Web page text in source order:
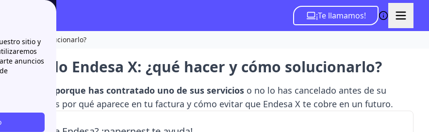
sitio y
anuncios
¡Te llamamos!
y cómo solucionarlo?
cobrado Endesa X: ¿qué hacer y cómo solucionarlo?
ha cobrado porque has contratado uno de sus servicioso no lo has cancelado antes de su
Te explicamos por qué aparece en tu factura y cómo evitar que Endesa X te cobre en un futuro.